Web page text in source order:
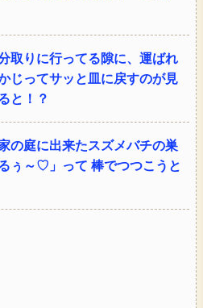
取りに行ってる隙に、運ばれ
じってサッと皿に戻すのが見
と！？
の庭に出来たスズメバチの巣
ぅ～♡」って 棒でつつこうと